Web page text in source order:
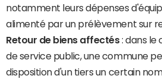
notamment leurs dépenses
alimenté par un prélèvement sur
Retour de biens affectés: dans le
de service public, une commune
disposition d'un tiers un certain